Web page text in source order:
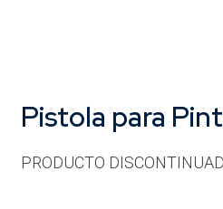
Pistola para
PRODUCTO